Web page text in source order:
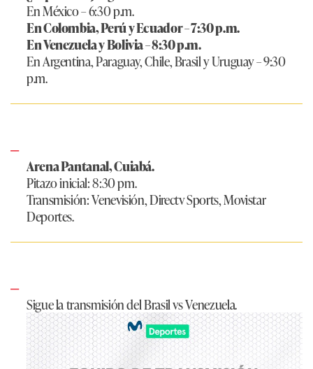
En México – 6:30 p.m.
En Colombia, Perú y Ecuador – 7:30 p.m.
En Venezuela y Bolivia – 8:30 p.m.
En Argentina, Paraguay, Chile, Brasil y Uruguay – 9:30
p.m.
Arena Pantanal, Cuiabá.
Pitazo inicial: 8:30 pm.
Transmisión: Venevisión, Directv Sports, Movistar
Deportes.
Sigue la transmisión del Brasil vs Venezuela.